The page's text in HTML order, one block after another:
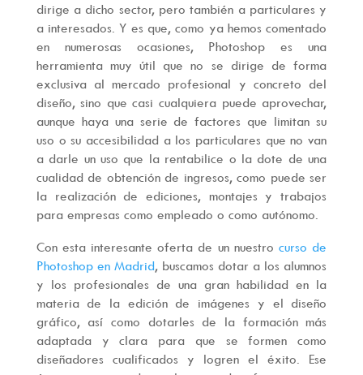
dirige a dicho sector, pero también a particulares y
a interesados. Y es que, como ya hemos comentado
en numerosas ocasiones, Photoshop es una
herramienta muy útil que no se dirige de forma
exclusiva al mercado profesional y concreto del
diseño, sino que casi cualquiera puede aprovechar,
aunque haya una serie de factores que limitan su
uso o su accesibilidad a los particulares que no van
a darle un uso que la rentabilice o la dote de una
cualidad de obtención de ingresos, como puede ser
la realización de ediciones, montajes y trabajos
para empresas como empleado o como autónomo.
Con esta interesante oferta de un nuestrocurso de
Photoshop en Madrid, buscamos dotar a los alumnos
y los profesionales de una gran habilidad en la
materia de la edición de imágenes y el diseño
gráfico, así como dotarles de la formación más
adaptada y clara para que se formen como
diseñadores cualificados y logren el éxito. Ese